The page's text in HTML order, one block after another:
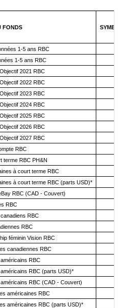
FONDS
1-5 ans RBC
1-5 ans RBC
2021 RBC
2022 RBC
2023 RBC
2024 RBC
2025 RBC
2026 RBC
2027 RBC
RBC
terme RBC PH&N
à court terme RBC
à court terme RBC (parts USD)*
RBC (CAD - Couvert)
RBC
RBC
RBC
féminin Vision RBC
canadiennes RBC
RBC
RBC (parts USD)*
RBC (CAD - Couvert)
américaines RBC
américaines RBC (parts USD)*